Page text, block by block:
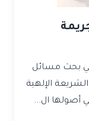
في بحث مسائل
الإلهية
أصولها ال...